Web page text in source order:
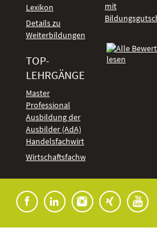
Lexikon
Details zu
Weiterbildungen
TOP-
LEHRGÄNGE
Master
Professional
Ausbildung der
Ausbilder (AdA)
Handelsfachwirt
Wirtschaftsfachwirt
mit
DeLSt -
anderen